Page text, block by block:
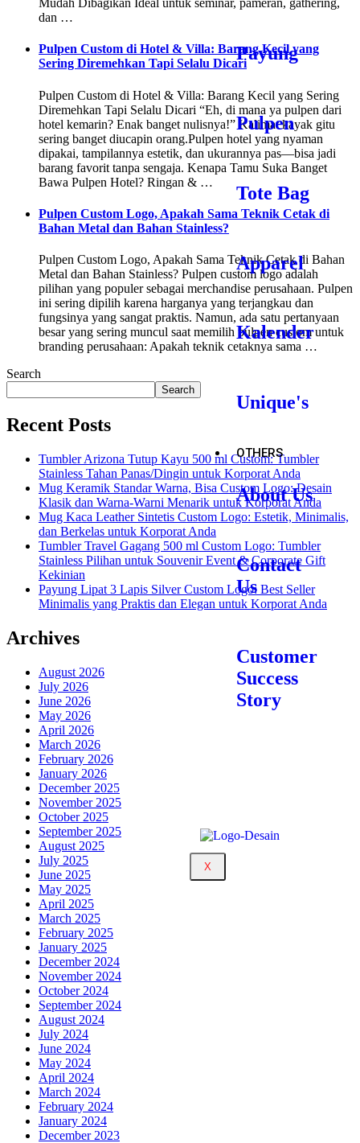
Payung
Pulpen
Tote Bag
Apparel
Kalender
Unique's
OTHERS
About Us
Contact
Us
Customer
Success
Story
X
Mudah Dibagikan Ideal untuk seminar, pameran, gathering,
dan …
Pulpen Custom di Hotel & Villa: Barang Kecil yang
Sering Diremehkan Tapi Selalu Dicari
Pulpen Custom di Hotel & Villa: Barang Kecil yang Sering
Diremehkan Tapi Selalu Dicari “Eh, di mana ya pulpen dari
hotel kemarin? Enak banget nulisnya!” Kalimat kayak gitu
sering banget diucapin orang.Pulpen hotel yang nyaman
dipakai, tampilannya estetik, dan ukurannya pas—bisa jadi
barang favorit tanpa sengaja. Kenapa Tamu Suka Banget
Bawa Pulpen Hotel? Ringan & …
Pulpen Custom Logo, Apakah Sama Teknik Cetak di
Bahan Metal dan Bahan Stainless?
Pulpen Custom Logo, Apakah Sama Teknik Cetak di Bahan
Metal dan Bahan Stainless? Pulpen custom logo adalah
pilihan yang populer sebagai merchandise perusahaan. Pulpen
ini sering dipilih karena harganya yang terjangkau dan
fungsinya yang sangat praktis. Namun, ada satu pertanyaan
besar yang sering muncul saat memilih pulpen custom untuk
branding perusahaan: Apakah teknik cetaknya sama …
Search
Search
Recent Posts
Tumbler Arizona Tutup Kayu 500 ml Custom: Tumbler
Stainless Tahan Panas/Dingin untuk Korporat Anda
Mug Keramik Standar Warna, Bisa Custom Logo: Desain
Klasik dan Warna-Warni Menarik untuk Korporat Anda
Mug Kaca Leather Sintetis Custom Logo: Estetik, Minimalis,
dan Berkelas untuk Korporat Anda
Tumbler Travel Gagang 500 ml Custom Logo: Tumbler
Stainless Pilihan untuk Souvenir Event & Corporate Gift
Kekinian
Payung Lipat 3 Lapis Silver Custom Logo: Best Seller
Minimalis yang Praktis dan Elegan untuk Korporat Anda
Archives
August 2026
July 2026
June 2026
May 2026
April 2026
March 2026
February 2026
January 2026
December 2025
November 2025
October 2025
September 2025
August 2025
July 2025
June 2025
May 2025
April 2025
March 2025
February 2025
January 2025
December 2024
November 2024
October 2024
September 2024
August 2024
July 2024
June 2024
May 2024
April 2024
March 2024
February 2024
January 2024
December 2023